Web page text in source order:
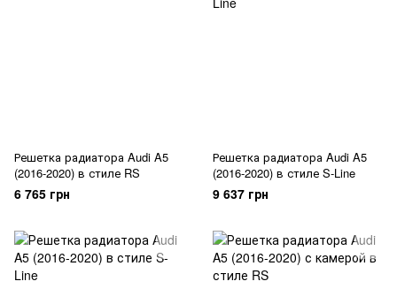
Решетка радиатора Audi A5
(2016-2020) в стиле RS
6 765 грн
Решетка радиатора Audi A5
(2016-2020) в стиле S-Line
9 637 грн